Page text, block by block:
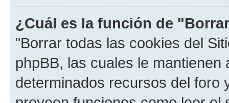
¿Cuál es la función de
"Borrar todas las cookies del
phpBB, las cuales le
determinados recursos del foro